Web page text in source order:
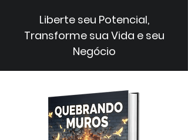
Liberte seu Potencial,
Transforme sua Vida e seu
Negócio